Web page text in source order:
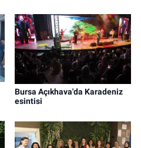
Bursa Açıkhava'da Karadeniz
esintisi